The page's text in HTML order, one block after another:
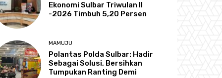
Ekonomi Sulbar Triwulan II
-2026 Timbuh 5,20 Persen
MAMUJU
Polantas Polda Sulbar: Hadir
Sebagai Solusi, Bersihkan
Tumpukan Ranting Demi